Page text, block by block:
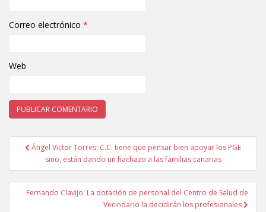
Correo electrónico *
Web
Navegación de entradas
Ángel Victor Torres: C.C. tiene que pensar bien apoyar los PGE
sino, están dando un hachazo a las familias canarias
Fernando Clavijo: La dotación de personal del Centro de Salud de
Vecindario la decidirán los profesionales